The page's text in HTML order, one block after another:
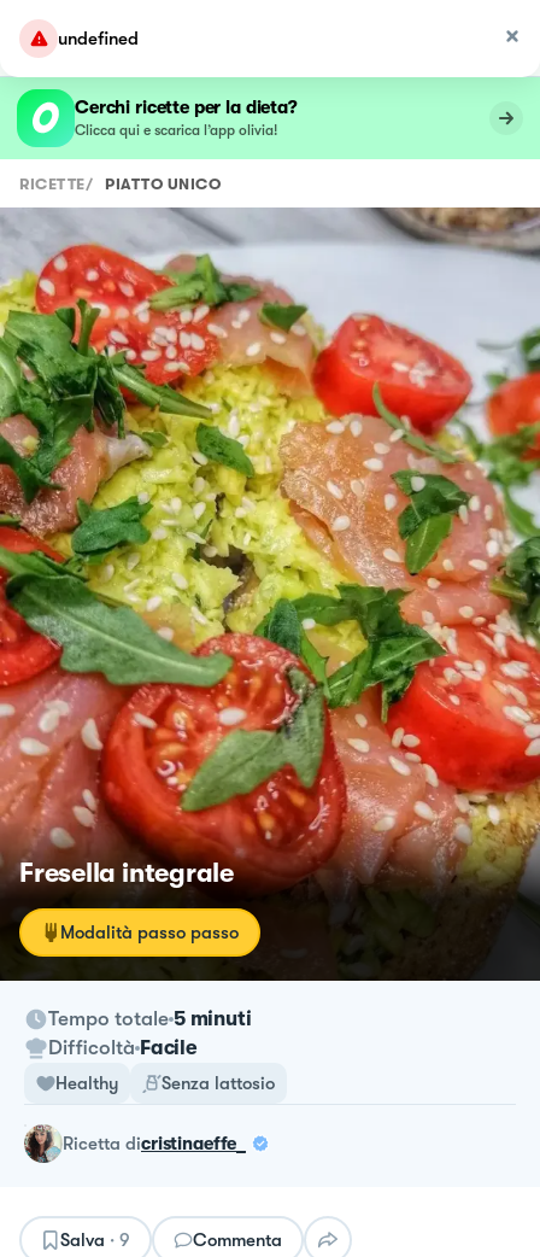
undefined
Cerchi ricette per la dieta?
Clicca qui e scarica l’app olivia!
RICETTE/ PIATTO UNICO
Fresella integrale
Modalità passo passo
Tempo totale 5 minuti
Difficoltà Facile
Healthy Senza lattosio
ricetta dicristinaeffe_
Salva · 9 Commenta